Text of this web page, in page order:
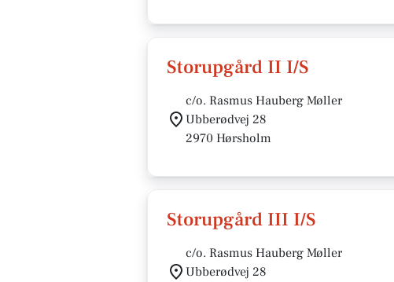
Storupgård II I/S
c/o. Rasmus Hauberg Møller
Ubberødvej 28
2970 Hørsholm
Storupgård III I/S
c/o. Rasmus Hauberg Møller
Ubberødvej 28